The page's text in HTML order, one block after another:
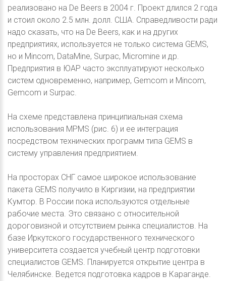
реализовано на De Beers в 2004 г. Проект длился 2 года
и стоил около 2.5 млн. долл. США. Справедливости ради
надо сказать, что на De Beers, как и на других
предприятиях, используется не только система GEMS,
но и Mincom, DataMine, Surpac, Micromine и др.
Предприятия в ЮАР часто эксплуатируют несколько
систем одновременно, например, Gemcom и Mincom,
Gemcom и Surpac.
На схеме представлена принципиальная схема
использования MPMS (рис. 6) и ее интеграция
посредством технических программ типа GEMS в
систему управления предприятием.
На просторах СНГ самое широкое использование
пакета GEMS получило в Киргизии, на предприятии
Кумтор. В России пока используются отдельные
рабочие места. Это связано с относительной
дороговизной и отсутствием рынка специалистов. На
базе Иркутского государственного технического
университета создается учебный центр подготовки
специалистов GEMS. Планируется открытие центра в
Челябинске. Ведется подготовка кадров в Караганде.